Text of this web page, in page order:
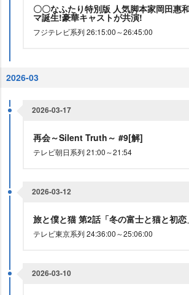
〇〇なふたり特別版 人気脚本家岡田惠
マ誕生!豪華キャストが共演!
フジテレビ系列 26:15:00～26:45:00
2026-03
2026-03-17
再会～Silent Truth～ #9[解]
テレビ朝日系列 21:00～21:54
2026-03-12
旅と僕と猫 第2話「冬の富士と猫と初恋
テレビ東京系列 24:36:00～25:06:00
2026-03-10